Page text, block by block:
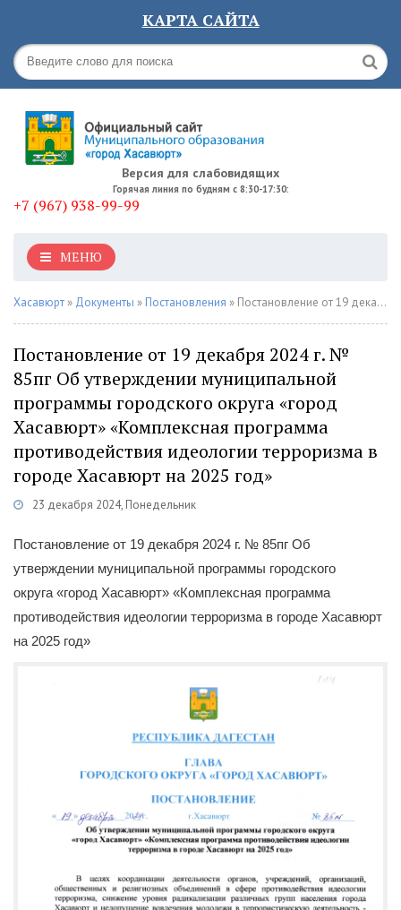
КАРТА САЙТА
Версия для слабовидящих
Горячая линия по будням с 8:30-17:30:
+7 (967) 938-99-99
МЕНЮ
Хасавюрт » Документы » Постановления » Постановление от 19 декабря 2024 г. № 85пг Об утверждении муниципальной программы городского округа «город Хасавюрт» «Комплексная программа противодействия идеологии терроризма в городе Хасавюрт на 2025 год»
Постановление от 19 декабря 2024 г. №
85пг Об утверждении муниципальной
программы городского округа «город
Хасавюрт» «Комплексная программа
противодействия идеологии терроризма в
городе Хасавюрт на 2025 год»
23 декабря 2024, Понедельник
Постановление от 19 декабря 2024 г. № 85пг Об
утверждении муниципальной программы городского
округа «город Хасавюрт» «Комплексная программа
противодействия идеологии терроризма в городе Хасавюрт
на 2025 год»